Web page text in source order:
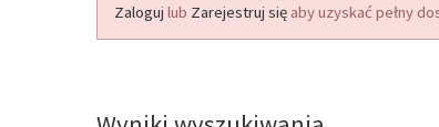
Zaloguj lub Zarejestruj się aby uzyskać pełny